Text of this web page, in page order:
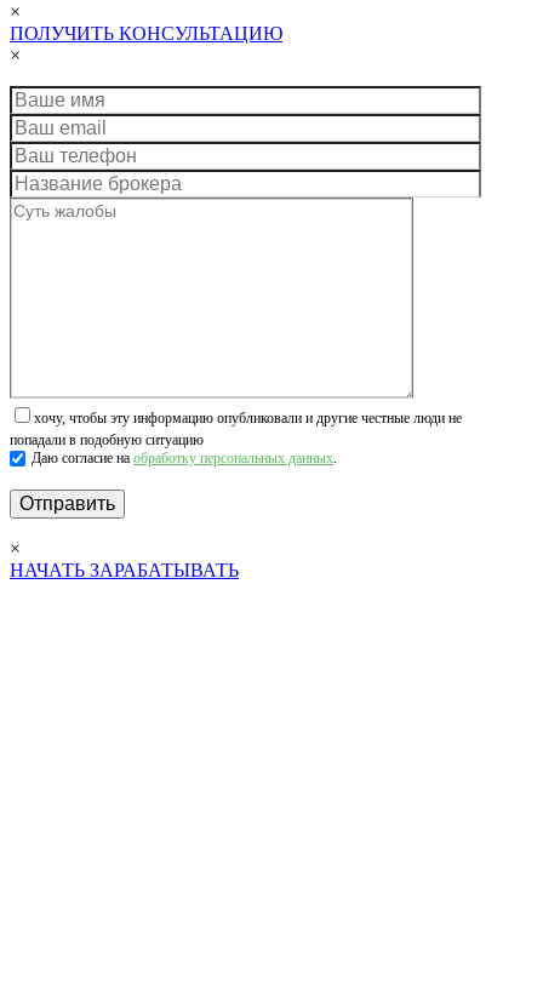
×
ПОЛУЧИТЬ КОНСУЛЬТАЦИЮ
×
хочу, чтобы эту информацию опубликовали и другие честные люди не
попадали в подобную ситуацию
Даю согласие на обработку персональных данных.
×
НАЧАТЬ ЗАРАБАТЫВАТЬ